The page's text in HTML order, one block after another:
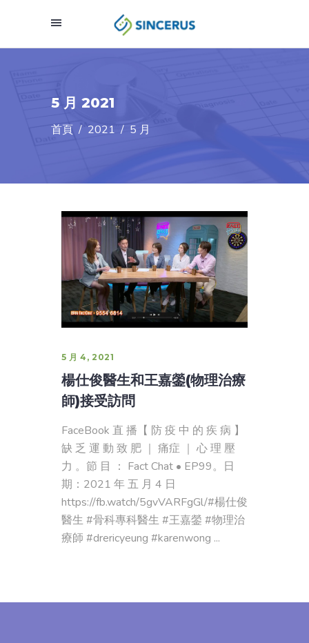
5 月 2021
首頁 / 2021 / 5 月
5 月 4, 2021
楊仕俊醫生和王嘉鎣(物理治療
師)接受訪問
FaceBook 直 播【 防 疫 中 的 疾 病 】
缺 乏 運 動 致 肥 ｜ 痛症 ｜ 心 理 壓
力 。節 目 ： Fact Chat • EP99。日
期：2021 年 五 月 4 日
https://fb.watch/5gvVARFgGl/#楊仕俊
醫生 #骨科專科醫生 #王嘉鎣 #物理治
療師 #drericyeung #karenwong